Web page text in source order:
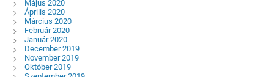
Május 2020
Április 2020
Március 2020
Február 2020
Január 2020
December 2019
November 2019
Október 2019